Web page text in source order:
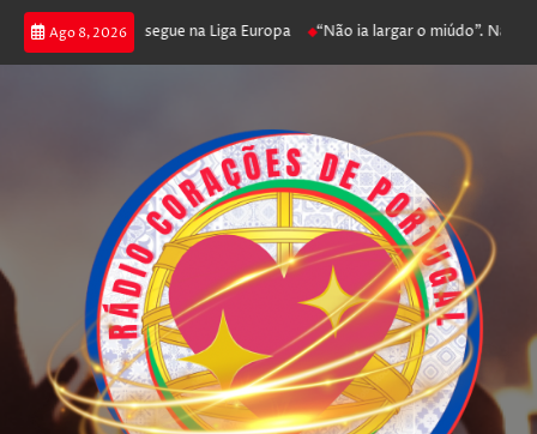
Ago 8, 2026
poker e prossegue na Liga Europa “Não ia largar o miúdo”.